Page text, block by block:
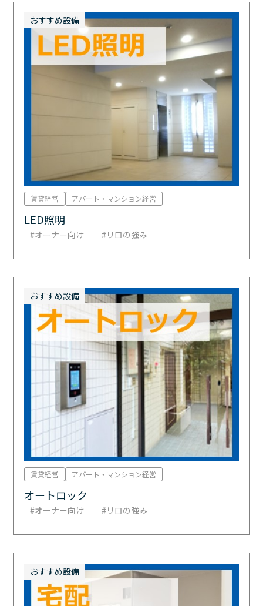
おすすめ設備
賃貸経営 アパート・マンション経営
LED照明
オーナー向け リロの強み
おすすめ設備
賃貸経営 アパート・マンション経営
オートロック
オーナー向け リロの強み
おすすめ設備